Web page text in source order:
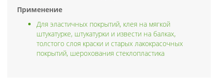
Применение
Для эластичных покрытий, клея на мягкой
штукатурке, штукатурки и извести на балках,
толстого слоя краски и старых лакокрасочных
покрытий, шерохования стеклопластика